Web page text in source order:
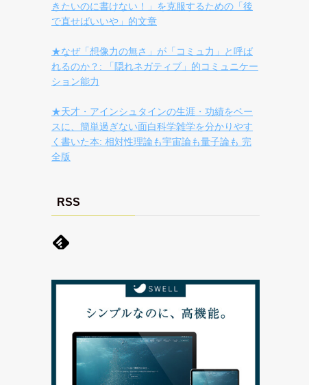
きたいのに書けない！」を克服するための「後
で直せばいいや」的文章
★なぜ「想像力の無さ」が「コミュ力」と呼ば
れるのか？: 「隠れネガティブ」的コミュニケー
ション能力
★天才・アインシュタインの生涯・功績をベー
スに、簡単過ぎない面白科学雑学を分かりやす
く書いた本: 相対性理論も宇宙論も量子論も 完
全版
RSS